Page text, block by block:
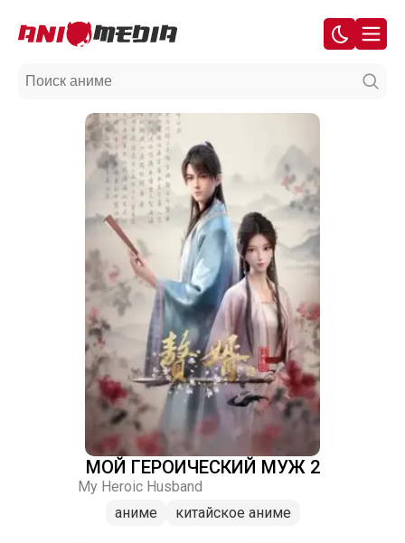
МОЙ ГЕРОИЧЕСКИЙ МУЖ 2
My Heroic Husband
аниме
китайское аниме